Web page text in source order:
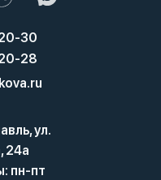
30
28
ул.
24а
пн-пт